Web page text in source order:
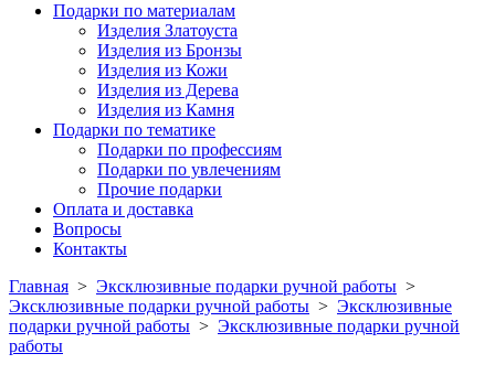
Подарки по материалам
Изделия Златоуста
Изделия из Бронзы
Изделия из Кожи
Изделия из Дерева
Изделия из Камня
Подарки по тематике
Подарки по профессиям
Подарки по увлечениям
Прочие подарки
Оплата и доставка
Вопросы
Контакты
Главная > Эксклюзивные подарки ручной работы >
Эксклюзивные подарки ручной работы > Эксклюзивные
подарки ручной работы > Эксклюзивные подарки ручной
работы